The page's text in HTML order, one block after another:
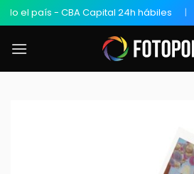
país - CBA Capital 24h hábiles